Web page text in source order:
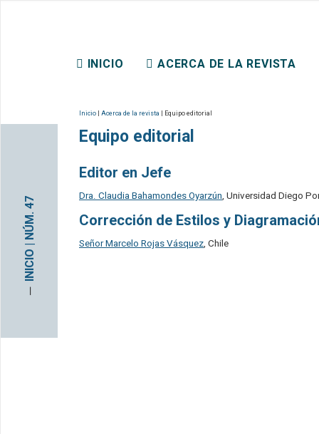
INICIO ACERCA DE LA REVISTA
─
INICIO | NÚM. 47
Inicio Acerca de la revista | Equipo editorial
Equipo editorial
Editor en Jefe
Dra. Claudia Bahamondes Oyarzún , Universidad Diego
Corrección de Estilos y
Señor Marcelo Rojas Vásquez, Chile